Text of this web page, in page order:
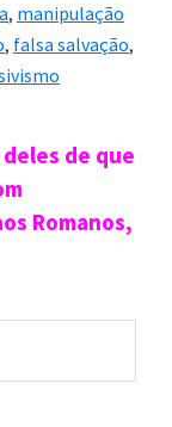
, manipulação
, falsa salvação,
de que
Romanos,